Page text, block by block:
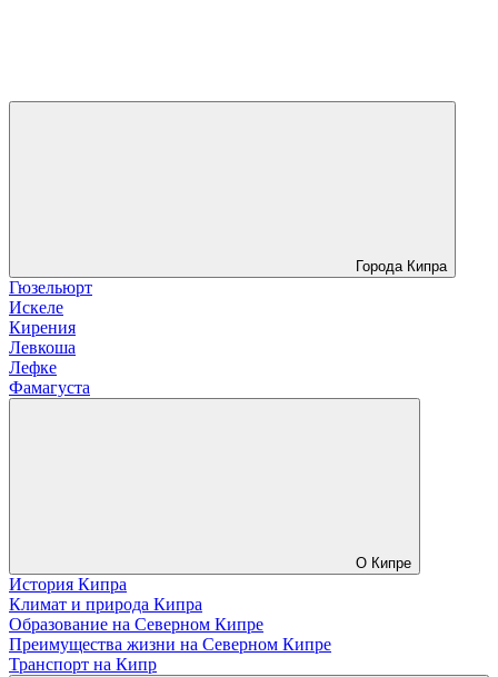
Города Кипра
Гюзельюрт
Искеле
Кирения
Левкоша
Лефке
Фамагуста
О Кипре
История Кипра
Климат и природа Кипра
Образование на Северном Кипре
Преимущества жизни на Северном Кипре
Транспорт на Кипр